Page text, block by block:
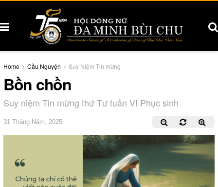
Home Cầu Nguyện Suy Niệm Tin mừng
Bồn chồn
Suy niệm Tin mừng thứ Tư tuần VI Phục sinh
31 Tháng Năm, 2025